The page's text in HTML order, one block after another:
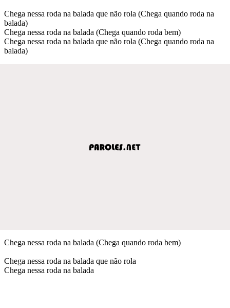
Chega nessa roda na balada que não rola (Chega quando roda na
balada)
Chega nessa roda na balada (Chega quando roda bem)
Chega nessa roda na balada que não rola (Chega quando roda na
balada)
Chega nessa roda na balada (Chega quando roda bem)
Chega nessa roda na balada que não rola
Chega nessa roda na balada